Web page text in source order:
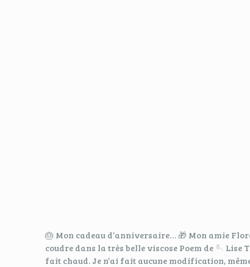
🎂 Mon cadeau d’anniversaire… 🎁 Mon amie
coudre dans la très belle viscose Poem de 🪡
fait chaud. Je n’ai fait aucune modification,